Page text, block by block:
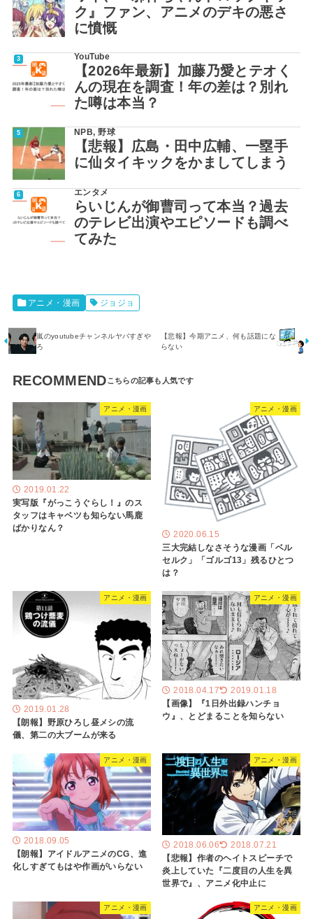
ク』ファン、アニメのデキの悪さ
に憤慨
YouTube
【2026年最新】加藤乃愛とテオく
んの現在を調査！年の差は？別れ
た噂は本当？
NPB,野球
【悲報】広島・田中広輔、一塁手
に仙タイキックをかましてしまう
エンタメ
らいじんが御曹司って本当？過去
のテレビ出演やエピソードも調べ
てみた
アニメ・漫画 ジョジョ
嵐のyoutubeチャンネルヤバすぎや
ろ
【悲報】今期アニメ、何も話題にな
らない
RECOMMEND
アニメ・漫画
2019.01.22
実写版『がっこうぐらし！』のス
タッフはキャベツも知らない馬鹿
ばかりなん？
アニメ・漫画
2020.06.15
三大完結しなさそうな漫画「ベル
セルク」「ゴルゴ13」残るひとつ
は？
アニメ・漫画
2019.01.28
【朗報】野原ひろし昼メシの流
儀、第二の大ブームが来る
アニメ・漫画
2018.04.17 2019.01.18
【画像】『1日外出録ハンチョ
ウ』、とどまることを知らない
アニメ・漫画
2018.09.05
【朗報】アイドルアニメのCG、進
化しすぎてもはや作画がいらない
アニメ・漫画
2018.06.06 2018.07.21
【悲報】作者のヘイトスピーチで
炎上していた『二度目の人生を異
世界で』、アニメ化中止に
アニメ・漫画 アニメ・漫画